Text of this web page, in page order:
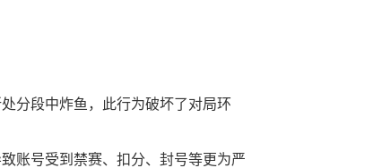
分段中炸鱼，此行为破坏了对局环
账号受到禁赛、扣分、封号等更为严